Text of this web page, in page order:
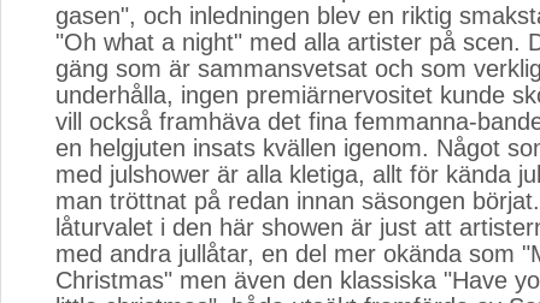
gasen", och inledningen blev en riktig
"Oh what a night" med alla artister på scen.
gäng som är sammansvetsat och som
underhålla, ingen premiärnervositet kunde
vill också framhäva det fina femmanna-
en helgjuten insats kvällen igenom. Något
med julshower är alla kletiga, allt för kända
man tröttnat på redan innan säsongen
låturvalet i den här showen är just att
med andra jullåtar, en del mer okända som
Christmas" men även den klassiska "Have